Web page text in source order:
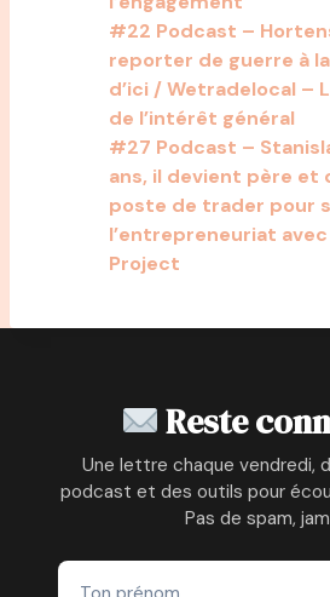
#22 Podcast –
reporter de guerre à la
d’ici / Wetradelocal –
de l’intérêt général
#27 Podcast –
ans, il devient père et
poste de trader pour
l’entrepreneuriat
Project
Reste
Une lettre chaque vendredi,
podcast et des outils pour
Pas de spam,